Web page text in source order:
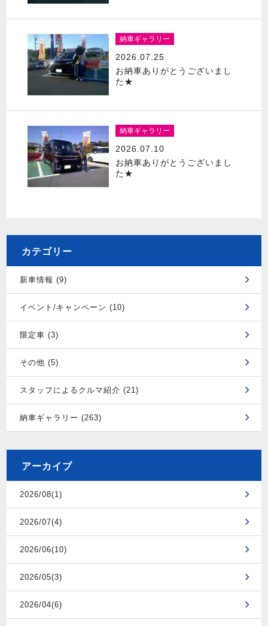
納車ギャラリー
2026.07.25
お納車ありがとうございまし
た★
納車ギャラリー
2026.07.10
お納車ありがとうございまし
た★
カテゴリー
新車情報 (9)
イベント/キャンペーン (10)
限定車 (3)
その他 (5)
スタッフによるクルマ紹介 (21)
納車ギャラリー (263)
アーカイブ
2026/08(1)
2026/07(4)
2026/06(10)
2026/05(3)
2026/04(6)